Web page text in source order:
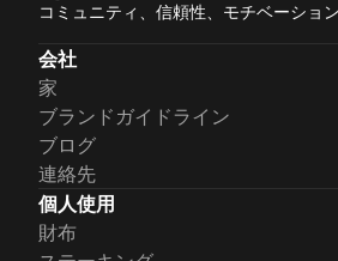
コミュニティ、信頼性、モチベーショ
会社
家
ブランドガイドライン
ブログ
連絡先
個人使用
財布